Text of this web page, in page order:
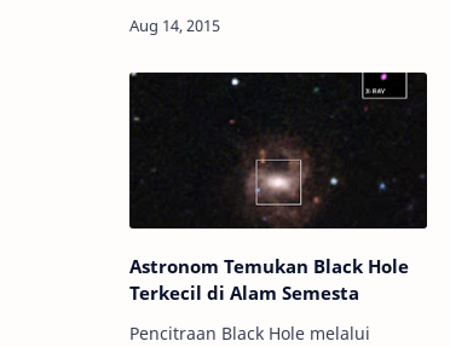
terkecil di luar sistem tata surya kita
Astronom Temukan Black Hole
Terkecil di Alam Semesta
Pencitraan Black Hole melalui